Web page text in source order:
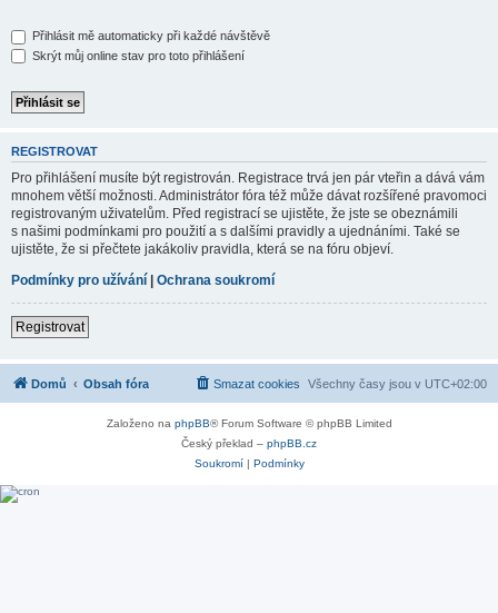
Přihlásit mě automaticky při každé návštěvě
Skrýt můj online stav pro toto přihlášení
REGISTROVAT
Pro přihlášení musíte být registrován. Registrace trvá jen pár vteřin a dává vám
mnohem větší možnosti. Administrátor fóra též může dávat rozšířené pravomoci
registrovaným uživatelům. Před registrací se ujistěte, že jste se obeznámili
s našimi podmínkami pro použití a s dalšími pravidly a ujednáními. Také se
ujistěte, že si přečtete jakákoliv pravidla, která se na fóru objeví.
Podmínky pro užívání | Ochrana soukromí
Registrovat
Domů Obsah fóra Všechny časy jsou v UTC+02:00
Smazat cookies
Založeno na phpBB® Forum Software © phpBB Limited
Český překlad – phpBB.cz
Soukromí| Podmínky